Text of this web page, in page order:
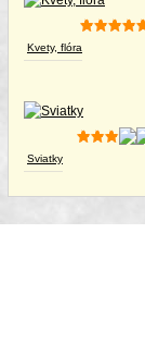
Kvety, flóra
Sviatky